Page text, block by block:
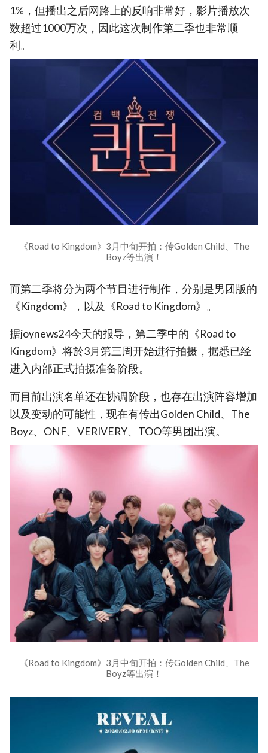
1%，但播出之后网路上的反响非常好，影片播放次
数超过1000万次，因此这次制作第二季也非常顺
利。
《Road to Kingdom》3月中旬开拍：传Golden Child、The
Boyz等出演！
而第二季将分为两个节目进行制作，分别是男团版的
《Kingdom》，以及《Road to Kingdom》。
据joynews24今天的报导，第二季中的《Road to
Kingdom》将於3月第三周开始进行拍摄，据悉已经
进入内部正式拍摄准备阶段。
而目前出演名单还在协调阶段，也存在出演阵容增加
以及变动的可能性，现在有传出Golden Child、The
Boyz、ONF、VERIVERY、TOO等男团出演。
《Road to Kingdom》3月中旬开拍：传Golden Child、The
Boyz等出演！